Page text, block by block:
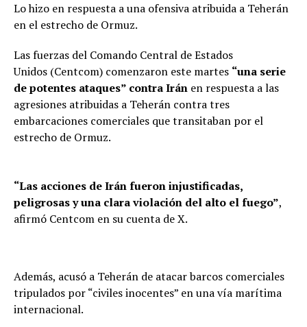
Lo hizo en respuesta a una ofensiva atribuida a Teherán
en el estrecho de Ormuz.
Las fuerzas del Comando Central de Estados
Unidos (Centcom) comenzaron este martes “una serie
de potentes ataques” contra Irán en respuesta a las
agresiones atribuidas a Teherán contra tres
embarcaciones comerciales que transitaban por el
estrecho de Ormuz.
“Las acciones de Irán fueron injustificadas,
peligrosas y una clara violación del alto el fuego”,
afirmó Centcom en su cuenta de X.
Además, acusó a Teherán de atacar barcos comerciales
tripulados por “civiles inocentes” en una vía marítima
internacional.